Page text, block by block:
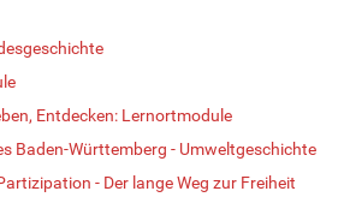
Entdecken: Lernortmodule
Baden-Württemberg - Umweltgeschichte
- Der lange Weg zur Freiheit